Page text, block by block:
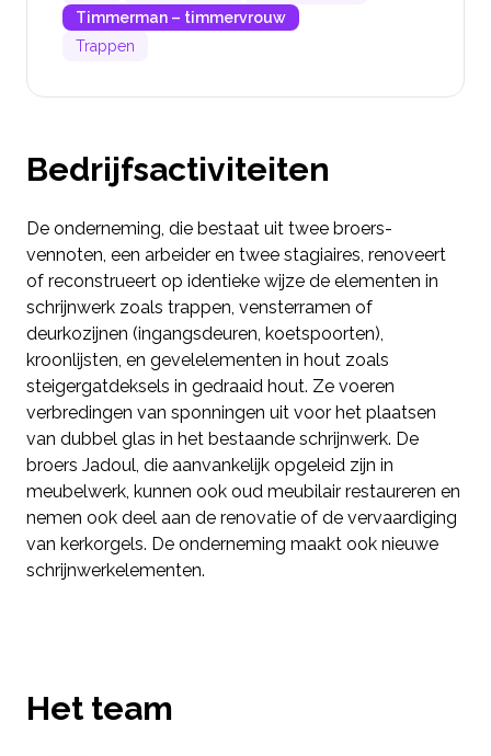
Timmerman – timmervrouw
Trappen
Bedrijfsactiviteiten
De onderneming, die bestaat uit twee broers-
vennoten, een arbeider en twee stagiaires, renoveert
of reconstrueert op identieke wijze de elementen in
schrijnwerk zoals trappen, vensterramen of
deurkozijnen (ingangsdeuren, koetspoorten),
kroonlijsten, en gevelelementen in hout zoals
steigergatdeksels in gedraaid hout. Ze voeren
verbredingen van sponningen uit voor het plaatsen
van dubbel glas in het bestaande schrijnwerk. De
broers Jadoul, die aanvankelijk opgeleid zijn in
meubelwerk, kunnen ook oud meubilair restaureren en
nemen ook deel aan de renovatie of de vervaardiging
van kerkorgels. De onderneming maakt ook nieuwe
schrijnwerkelementen.
Het team